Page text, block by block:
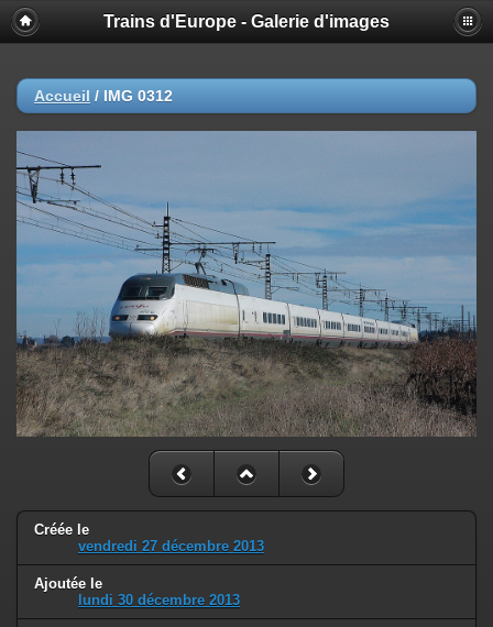
Trains d'Europe - Galerie d'images
Accueil / IMG 0312
Créée le
vendredi 27 décembre 2013
Ajoutée le
lundi 30 décembre 2013